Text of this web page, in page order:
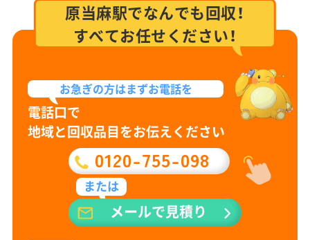
原当麻駅でなんでも回収！
すべてお任せください！
お急ぎの方はまずお電話を
電話口で
地域と回収品目をお伝えください
0120-755-098
または
メールで見積り